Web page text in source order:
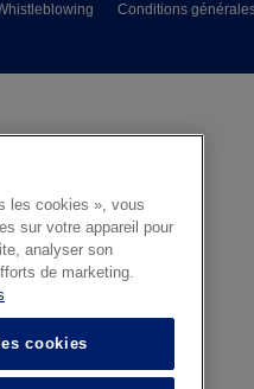
Conditions
les cookies », vous
sur votre appareil pour
analyser son
de marketing.
cookies